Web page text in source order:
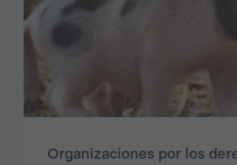
Organizaciones por los